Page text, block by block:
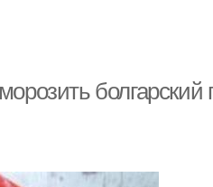
болгарский